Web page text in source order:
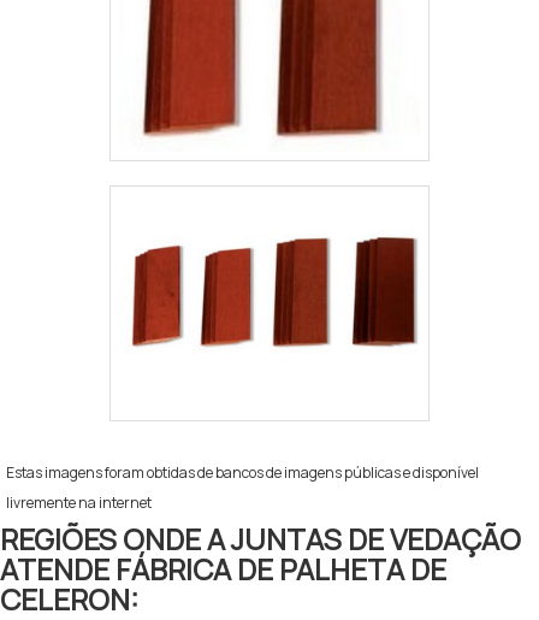
Estas imagens foram obtidas de bancos de imagens públicas e disponível
livremente na internet
REGIÕES ONDE A JUNTAS DE VEDAÇÃO
ATENDE FÁBRICA DE PALHETA DE
CELERON: